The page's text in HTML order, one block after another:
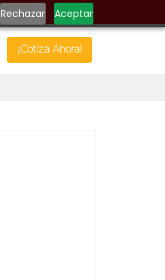
Rechazar Aceptar
¡Cotiza Ahora!